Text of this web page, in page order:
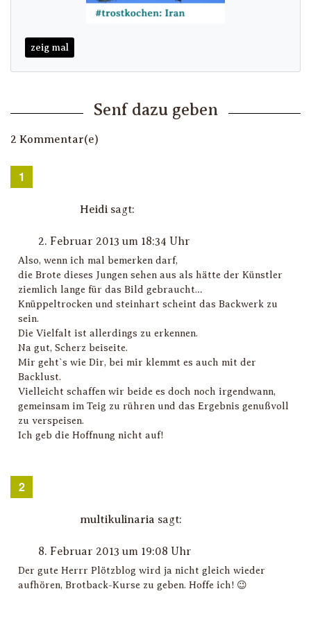
zeig mal
Senf dazu geben
2 Kommentar(e)
Heidi sagt:
2. Februar 2013 um 18:34 Uhr
Also, wenn ich mal bemerken darf,
die Brote dieses Jungen sehen aus als hätte der Künstler
ziemlich lange für das Bild gebraucht…
Knüppeltrocken und steinhart scheint das Backwerk zu
sein.
Die Vielfalt ist allerdings zu erkennen.
Na gut, Scherz beiseite.
Mir geht`s wie Dir, bei mir klemmt es auch mit der
Backlust.
Vielleicht schaffen wir beide es doch noch irgendwann,
gemeinsam im Teig zu rühren und das Ergebnis genußvoll
zu verspeisen.
Ich geb die Hoffnung nicht auf!
multikulinaria sagt:
8. Februar 2013 um 19:08 Uhr
Der gute Herrr Plötzblog wird ja nicht gleich wieder
aufhören, Brotback-Kurse zu geben. Hoffe ich! 😉